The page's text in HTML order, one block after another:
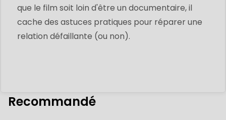
que le film soit loin d'être un documentaire, il
cache des astuces pratiques pour réparer une
relation défaillante (ou non).
Recommandé